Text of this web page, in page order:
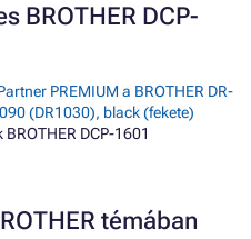
BROTHER DCP-
PREMIUM a BROTHER DR-
(DR1030), black (fekete)
DCP-1601
témában